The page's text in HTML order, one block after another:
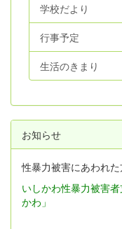
学校だより
行事予定
生活のきまり
お知らせ
性暴力被害にあわれ
いしかわ性暴力被害
かわ」